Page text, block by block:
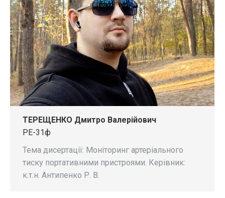
ТЕРЕЩЕНКО Дмитро Валерійович
РЕ-31ф
Тема дисертації: Моніторинг артеріального
тиску портативними пристроями. Керівник:
к.т.н. Антипенко Р. В.